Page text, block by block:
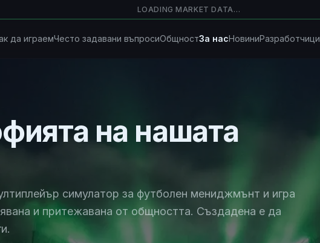
LOADING MARKET DATA…
да играемЧесто задавани въпросиОбщностЗа насНовиниРазработчици
на нашата
симулатор за футболен мениджмънт и игра
и притежавана от общността. Създадена е да